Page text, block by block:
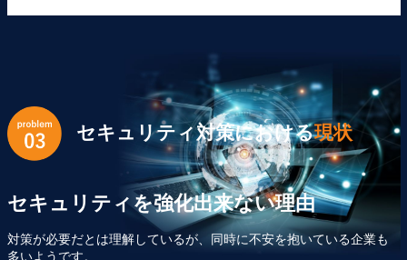
セキュリティ対策における現状
セキュリティを強化出来ない理由
対策が必要だとは理解しているが、同時に不安を抱いている企業も
多いようです。